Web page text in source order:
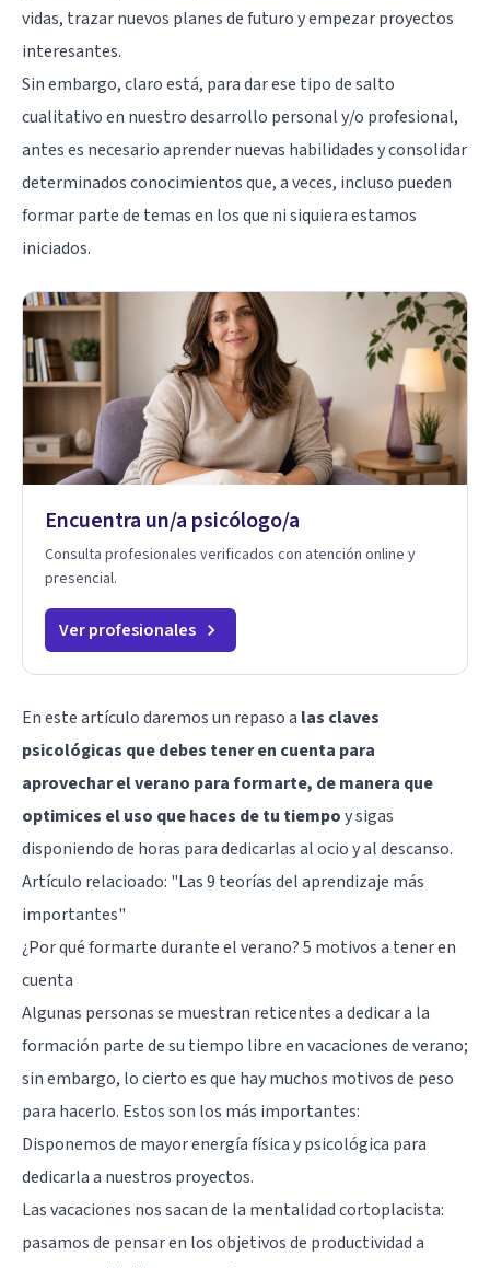
vidas, trazar nuevos planes de futuro y empezar proyectos
interesantes.
Sin embargo, claro está, para dar ese tipo de salto
cualitativo en nuestro desarrollo personal y/o profesional,
antes es necesario aprender nuevas habilidades y consolidar
determinados conocimientos que, a veces, incluso pueden
formar parte de temas en los que ni siquiera estamos
iniciados.
Encuentra un/a psicólogo/a
Consulta profesionales verificados con atención online y
presencial.
Ver profesionales
En este artículo daremos un repaso a las claves
psicológicas que debes tener en cuenta para
aprovechar el verano para formarte, de manera que
optimices el uso que haces de tu tiempoy sigas
disponiendo de horas para dedicarlas al ocio y al descanso.
Artículo relacioado: "Las 9 teorías del aprendizaje más
importantes"
¿Por qué formarte durante el verano? 5 motivos a tener en
cuenta
Algunas personas se muestran reticentes a dedicar a la
formación parte de su tiempo libre en vacaciones de verano;
sin embargo, lo cierto es que hay muchos motivos de peso
para hacerlo. Estos son los más importantes:
Disponemos de mayor energía física y psicológica para
dedicarla a nuestros proyectos.
Las vacaciones nos sacan de la mentalidad cortoplacista:
pasamos de pensar en los objetivos de productividad a